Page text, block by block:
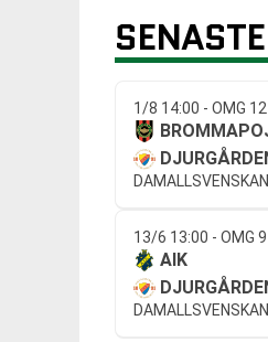
1/8 14:00 - OMG 12
DAMALLSVENSKAN
13/6 13:00 - OMG 9
AIK
DAMALLSVENSKAN